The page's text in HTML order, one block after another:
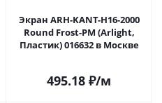
Экран ARH-KANT-H16-2000
Round Frost-PM (Arlight,
Пластик) 016632 в Москве
495.18 ₽/м